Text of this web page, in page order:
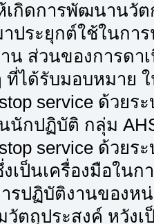
เกิดการพัฒนานวั
าประยุกต์ใช้ในกา
น ส่วนของการด
ที่ได้รับมอบหมาย
service ด้วยร
บัติ กลุ่ม AHS จึ
service ด้วย
เป็นเครื่องมือใน
รปฏิบัติงานของหน่
วัตถุประสงค์ หวัง